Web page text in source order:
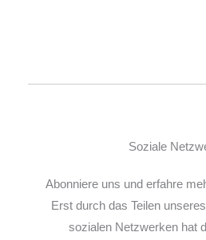
Soziale
Abonniere uns und erfahre
Erst durch das Teilen
sozialen Netzwerken hat